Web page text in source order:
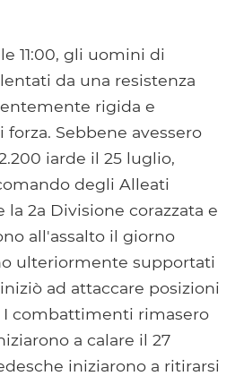
11:00, gli uomini di
da una resistenza
rigida e
Sebbene avessero
iarde il 25 luglio,
degli Alleati
2a Divisione corazzata e
all'assalto il giorno
ulteriormente supportati
ad attaccare posizioni
I combattimenti rimasero
a calare il 27
iniziarono a ritirarsi